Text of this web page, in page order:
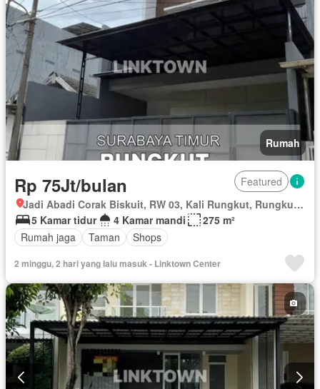
Rumah
Rp 75Jt/bulan
Featured
Jadi Abadi Corak Biskuit, RW 03, Kali Rungkut, Rungkut, Surabaya, Jawa Timur
5 Kamar tidur
4 Kamar mandi
275 m²
Rumah jaga
Taman Shops
2 minggu, 2 hari yang lalu masuk - Linktown Center